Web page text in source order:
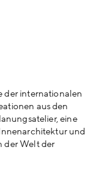
der internationalen
aus den
eine
und
der Welt der